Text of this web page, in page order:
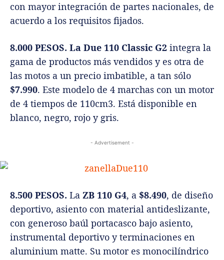
con mayor integración de partes nacionales, de
acuerdo a los requisitos fijados.
8.000 PESOS. La Due 110 Classic G2 integra la
gama de productos más vendidos y es otra de
las motos a un precio imbatible, a tan sólo
$7.990. Este modelo de 4 marchas con un motor
de 4 tiempos de 110cm3. Está disponible en
blanco, negro, rojo y gris.
- Advertisement -
8.500 PESOS. La ZB 110 G4, a $8.490, de diseño
deportivo, asiento con material antideslizante,
con generoso baúl portacasco bajo asiento,
instrumental deportivo y terminaciones en
aluminium matte. Su motor es monocilíndrico